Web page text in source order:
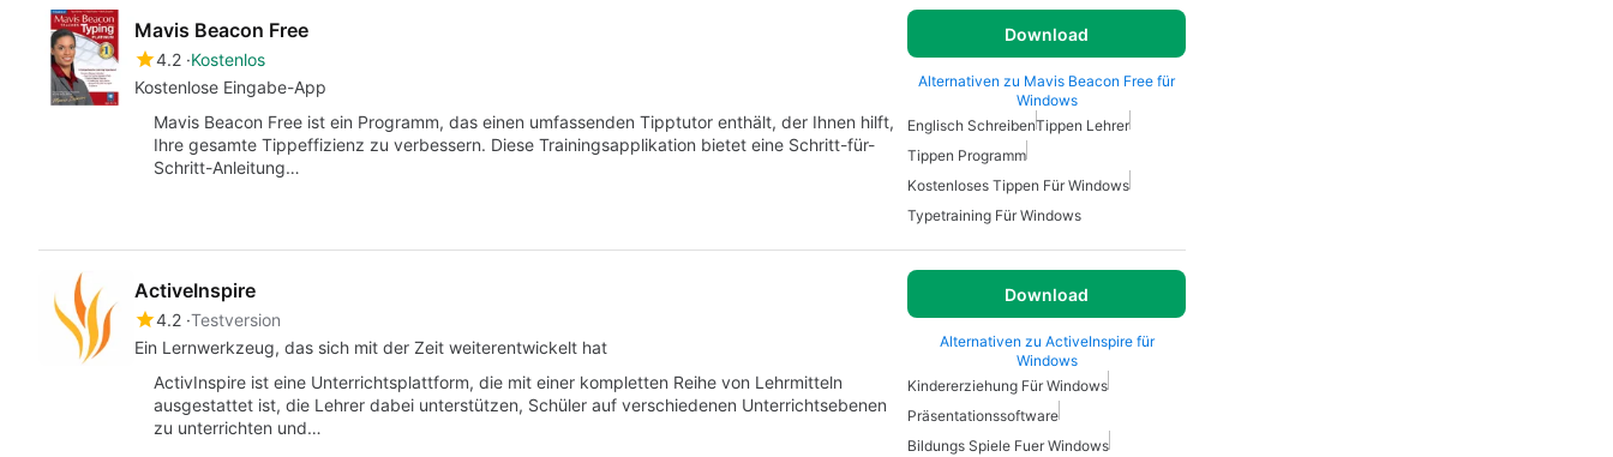
Mavis Beacon Free
4.2 Kostenlos
Kostenlose Eingabe-App
Download
Alternativen zu Mavis Beacon Free für
Windows
Mavis Beacon Free ist ein Programm, das einen umfassenden Tipptutor enthält, der Ihnen hilft,
Ihre gesamte Tippeffizienz zu verbessern. Diese Trainingsapplikation bietet eine Schritt-für-
Schritt-Anleitung…
Englisch SchreibenTippen Lehrer
Tippen Programm
Kostenloses Tippen Für Windows
Typetraining Für Windows
ActiveInspire
4.2 Testversion
Ein Lernwerkzeug, das sich mit der Zeit weiterentwickelt hat
Download
Alternativen zu ActiveInspire für
Windows
ActivInspire ist eine Unterrichtsplattform, die mit einer kompletten Reihe von Lehrmitteln
ausgestattet ist, die Lehrer dabei unterstützen, Schüler auf verschiedenen Unterrichtsebenen
zu unterrichten und…
Kindererziehung Für Windows
Präsentationssoftware
Bildungs Spiele Fuer Windows